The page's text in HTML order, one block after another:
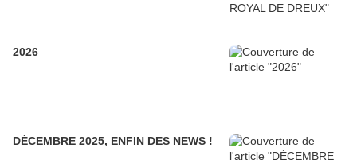
2026
DÉCEMBRE 2025, ENFIN DES NEWS !